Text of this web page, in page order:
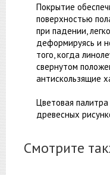
Покрытие
поверхностью
при падении,
деформируясь и
того, когда
свернутом
антискользящие
Цветовая
древесных
Смотрите